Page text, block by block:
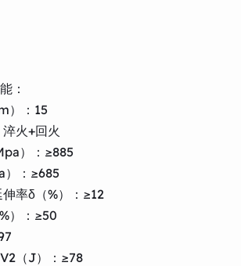
：
）：15
火+回火
）：≥885
）：≥685
率δ（%）：≥12
）：≥50
（J）：≥78